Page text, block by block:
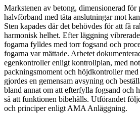
Markstenen av betong, dimensionerad för
halvförband med täta anslutningar mot
Sten kapades där det behövdes för att få
harmonisk helhet. Efter läggning
fogarna fylldes med torr fogsand och
fogarna var mättade. Arbetet
egenkontroller enligt kontrollplan, med
packningsmoment och höjdkontroller
gjordes en gemensam avsyning och
bland annat om att efterfylla fogsand och
så att funktionen bibehålls. Utförandet
och principer enligt AMA Anläggning.